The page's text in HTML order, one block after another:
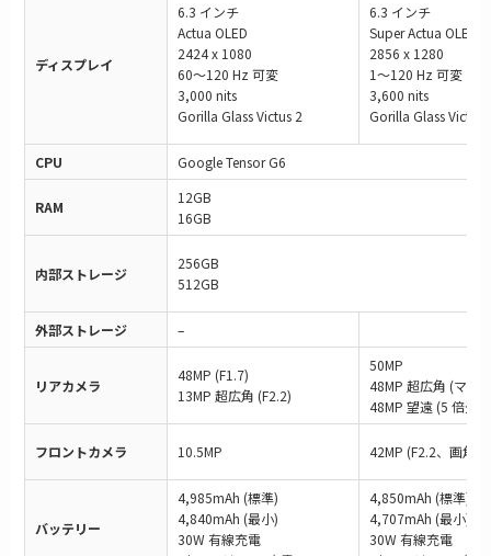
ディスプレイ
6.3 インチ
Actua OLED
2424 x 1080
60〜120 Hz 可変
3,000 nits
Gorilla Glass Victus 2
6.3 インチ
Super Actua OLED
2856 x 1280
1〜120 Hz 可変
3,600 nits
Gorilla Glass Victus
CPU Google Tensor G6
RAM
12GB
16GB
内部ストレージ
256GB
512GB
外部ストレージ –
リアカメラ
48MP (F1.7)
13MP 超広角 (F2.2)
50MP
48MP 超広角 (マク
48MP 望遠 (5 倍光
フロントカメラ 10.5MP 42MP (F2.2、画角
バッテリー
4,985mAh (標準)
4,840mAh (最小)
30W 有線充電
4,850mAh (標準)
4,707mAh (最小)
30W 有線充電